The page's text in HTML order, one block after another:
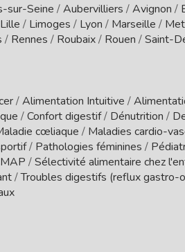
sur-Seine /Aubervilliers /Avignon /
Lille / Limoges / Lyon / Marseille /
/ Rennes / Roubaix/ Rouen /Saint-
/Alimentation Intuitive /
/Confort digestif/ Dénutrition /
cœliaque / Maladies cardio-
/ Pathologies féminines /
/Sélectivité alimentaire chez
/Troubles digestifs (reflux gastro-